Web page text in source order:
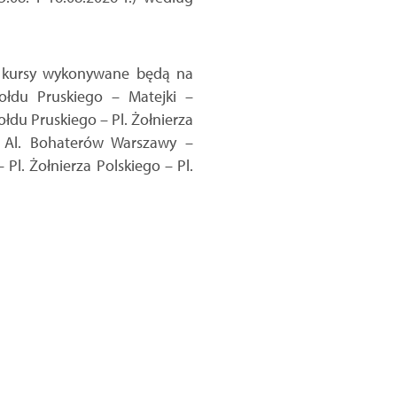
wykonywane będą na
Pruskiego – Matejki –
Pruskiego – Pl. Żołnierza
Bohaterów Warszawy –
Żołnierza Polskiego – Pl.